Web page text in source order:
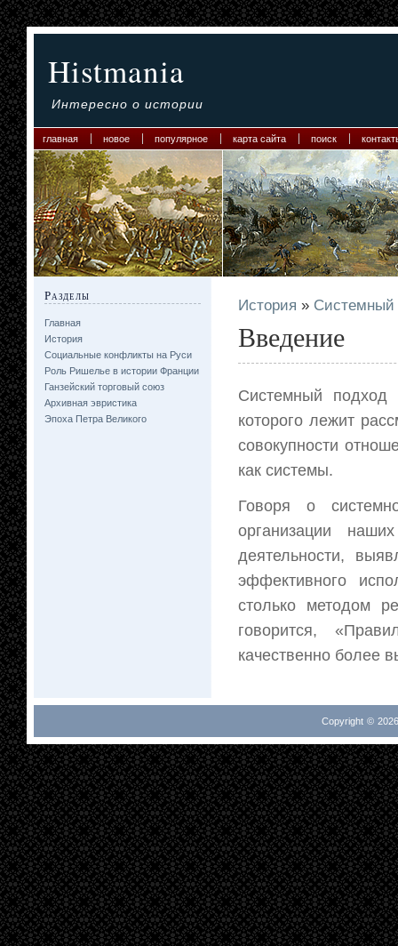
Histmania
Интересно о истории
главная новое популярное карта сайта поиск
Разделы
Главная
История
Социальные конфликты на Руси
Роль Ришелье в истории Франции
Ганзейский торговый союз
Архивная эвристика
Эпоха Петра Великого
История » Системный
Введение
Системный подход
которого лежит
совокупности
как системы.
Говоря о
организации
деятельности,
эффективного
столько методом
говорится,
качественно более
Copyright ©